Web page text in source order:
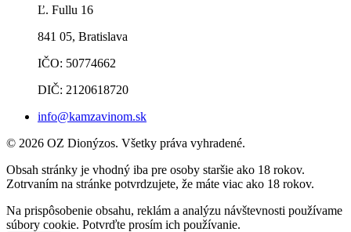
Ľ. Fullu 16
841 05, Bratislava
IČO: 50774662
DIČ: 2120618720
info@kamzavinom.sk
© 2026 OZ Dionýzos. Všetky práva vyhradené.
Obsah stránky je vhodný iba pre osoby staršie ako 18 rokov.
Zotrvaním na stránke potvrdzujete, že máte viac ako 18 rokov.
Na prispôsobenie obsahu, reklám a analýzu návštevnosti používame
súbory cookie. Potvrďte prosím ich používanie.